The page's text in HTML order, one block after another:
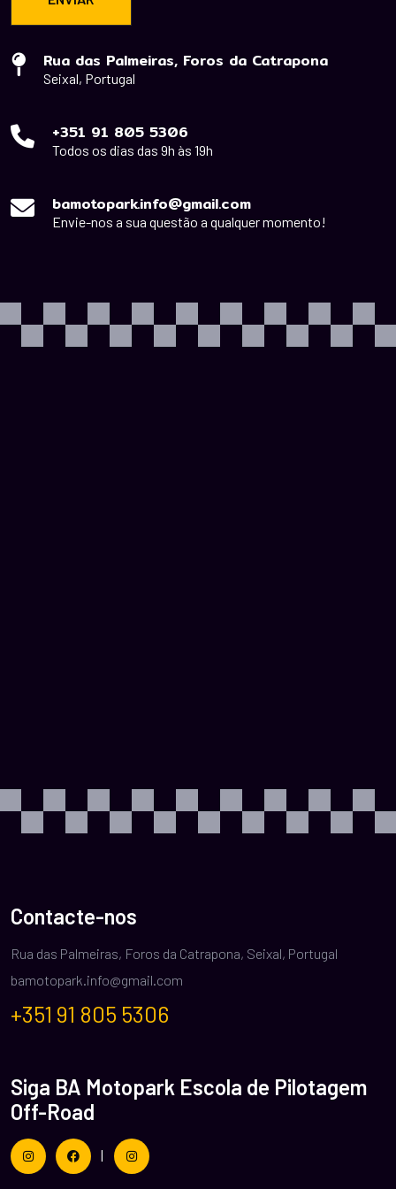
Rua das Palmeiras, Foros da Catrapona
Seixal, Portugal
+351 91 805 5306
Todos os dias das 9h às 19h
bamotopark.info@gmail.com
Envie-nos a sua questão a qualquer momento!
Contacte-nos
Rua das Palmeiras, Foros da Catrapona, Seixal, Portugal
bamotopark.info@gmail.com
+351 91 805 5306
Siga BA Motopark Escola de Pilotagem
Off-Road
|